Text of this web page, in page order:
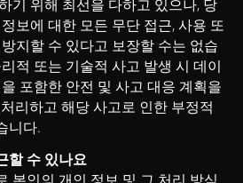
기 위해 최선을 다하고 있으나, 당
보에 대한 모든 무단 접근, 사용 또
지할 수 있다고 보장할 수는 없습
적 또는 기술적 사고 발생 시 데이
포함한 안전 및 사고 대응 계획을
리하고 해당 사고로 인한 부정적
니다.
할 수 있나요